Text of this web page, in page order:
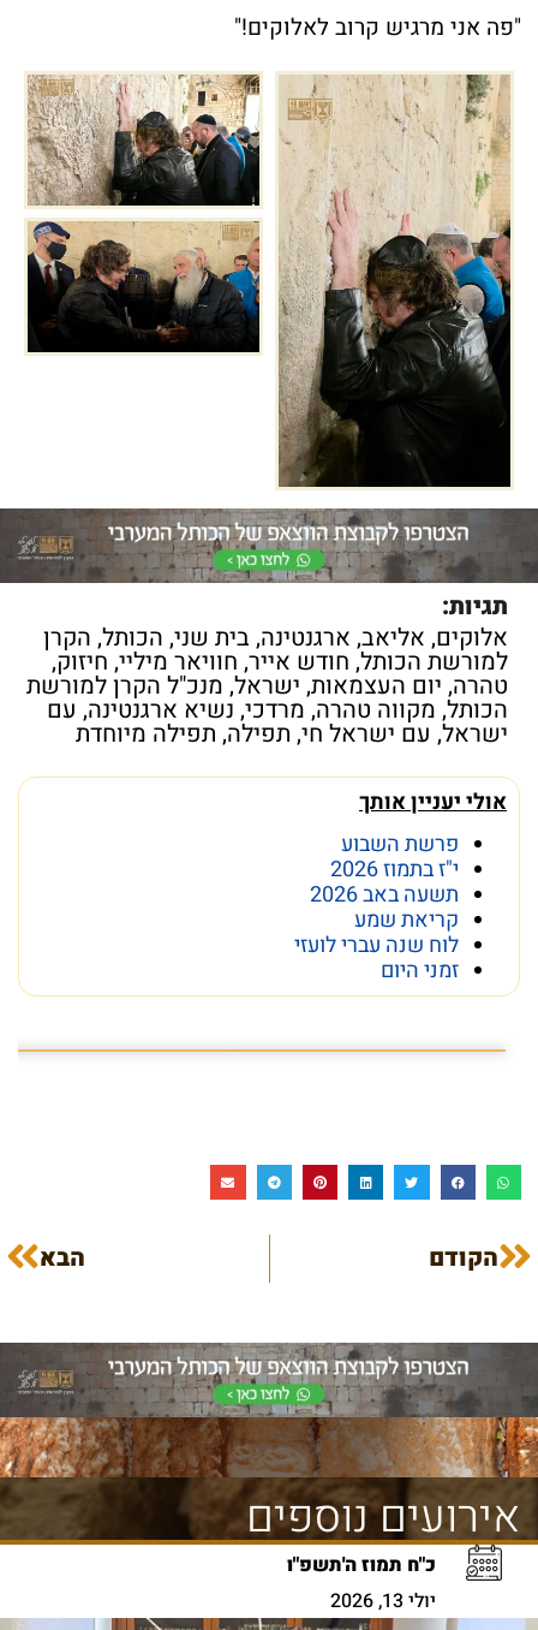
"פה אני מרגיש קרוב לאלוקים!"
תגיות:
אלוקים, אליאב, ארגנטינה, בית שני, הכותל, הקרן
למורשת הכותל, חודש אייר, חוויאר מיליי, חיזוק,
טהרה, יום העצמאות, ישראל, מנכ"ל הקרן למורשת
הכותל, מקווה טהרה, מרדכי, נשיא ארגנטינה, עם
ישראל, עם ישראל חי, תפילה, תפילה מיוחדת
אולי יעניין אותך
פרשת השבוע
י"ז בתמוז 2026
תשעה באב 2026
קריאת שמע
לוח שנה עברי לועזי
זמני היום
הקודם הבא
אירועים נוספים
כ"ח תמוז ה'תשפ"ו
יולי 13, 2026